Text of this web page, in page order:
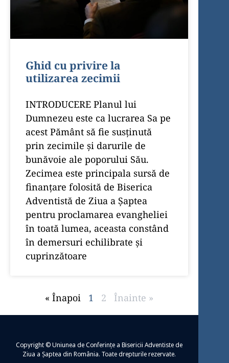
Ghid cu privire la
utilizarea zecimii
INTRODUCERE Planul lui
Dumnezeu este ca lucrarea Sa pe
acest Pământ să fie susținută
prin zecimile și darurile de
bunăvoie ale poporului Său.
Zecimea este principala sursă de
finanțare folosită de Biserica
Adventistă de Ziua a Șaptea
pentru proclamarea evangheliei
în toată lumea, aceasta constând
în demersuri echilibrate și
cuprinzătoare
« Înapoi 1 2 Înainte »
Copyright © Uniunea de Conferințe a Bisericii Adventiste de
Ziua a Șaptea din România. Toate drepturile rezervate.